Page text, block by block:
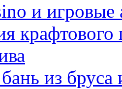
и игровые
из бруса